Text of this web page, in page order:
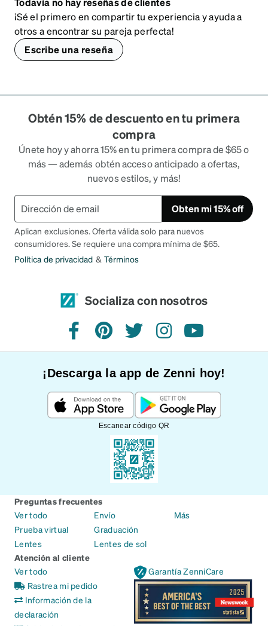
¡Sé el primero en compartir tu experiencia y ayuda a
otros a encontrar su pareja perfecta!
Escribe una reseña
Obtén 15% de descuento en tu primera
compra
Únete hoy y ahorra 15% en tu primera compra de $65 o
más — además obtén acceso anticipado a ofertas,
nuevos estilos, y más!
Obten mi 15% off
Aplican exclusiones. Oferta válida solo para nuevos
consumidores. Se requiere una compra mínima de $65.
Política de privacidad & Términos
Socializa con nosotros
FacebookPinterestTwitterInstagramYouTube
¡Descarga la app de Zenni hoy!
Escanear código QR
Preguntas frecuentes
Ver todo
Prueba virtual
Lentes
Envío
Graduación
Lentes de sol
Más
Atención al cliente
Ver todo
Rastrea mi pedido
Información de la
declaración
Garantía ZenniCare